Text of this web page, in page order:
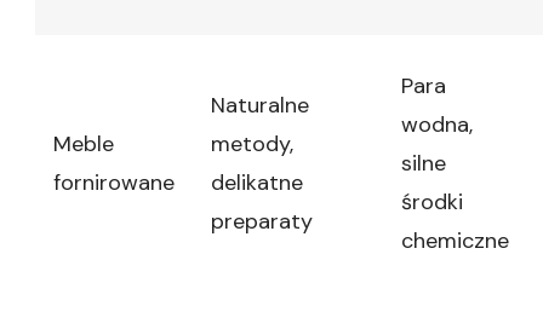
Meble
fornirowane
Naturalne
metody,
delikatne
preparaty
Para
wodna,
silne
środki
chemiczne